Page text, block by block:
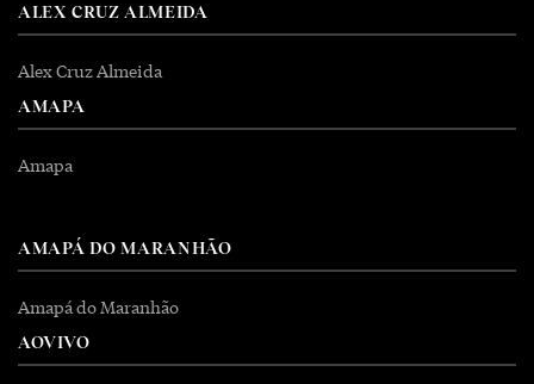
ALEX CRUZ ALMEIDA
Alex Cruz Almeida
AMAPA
Amapa
AMAPÁ DO MARANHÃO
Amapá do Maranhão
AOVIVO